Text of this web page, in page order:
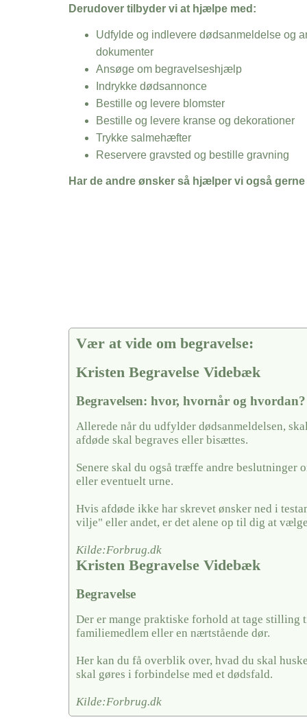
Derudover tilbyder vi at hjælpe med:
Udfylde og indlevere dødsanmeldelse og
dokumenter
Ansøge om begravelseshjælp
Indrykke dødsannonce
Bestille og levere blomster
Bestille og levere kranse og dekorationer
Trykke salmehæfter
Reservere gravsted og bestille gravning
Har de andre ønsker så hjælper vi også gerne
Vær at vide om begravelse:
Kristen Begravelse Videbæk
Begravelsen: hvor, hvornår og hvordan?
Allerede når du udfylder dødsanmeldelsen,
afdøde skal begraves eller bisættes.
Senere skal du også træffe andre beslutninger
eller eventuelt urne.
Hvis afdøde ikke har skrevet ønsker ned i
vilje" eller andet, er det alene op til dig at
Kilde:Forbrug.dk
Kristen Begravelse Videbæk
Begravelse
Der er mange praktiske forhold at tage stilling
familiemedlem eller en nærtstående dør.
Her kan du få overblik over, hvad du skal
skal gøres i forbindelse med et dødsfald.
Kilde:Forbrug.dk